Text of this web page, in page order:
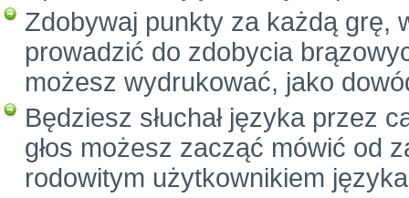
Zdobywaj punkty za każdą grę,
prowadzić do zdobycia
możesz wydrukować, jako
Będziesz słuchał języka przez
głos możesz zacząć mówić od
rodowitym użytkownikiem